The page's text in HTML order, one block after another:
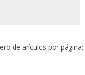
de arículos por página: